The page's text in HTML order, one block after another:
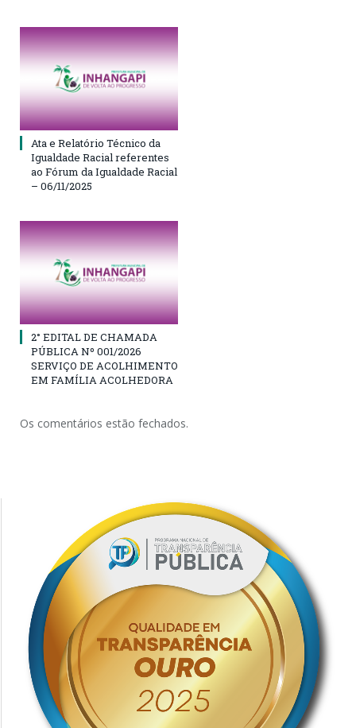
Ata e Relatório Técnico da
Igualdade Racial referentes
ao Fórum da Igualdade Racial
– 06/11/2025
2° EDITAL DE CHAMADA
PÚBLICA Nº 001/2026
SERVIÇO DE ACOLHIMENTO
EM FAMÍLIA ACOLHEDORA
Os comentários estão fechados.